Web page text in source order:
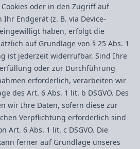
oder in den Zugriff auf
Endgerät (z. B. via Device-
haben, erfolgt die
auf Grundlage von § 25 Abs. 1
ist jederzeit widerrufbar. Sind Ihre
oder zur Durchführung
erforderlich, verarbeiten wir
des Art. 6 Abs. 1 lit. b DSGVO. Des
wir Ihre Daten, sofern diese zur
Verpflichtung erforderlich sind
Art. 6 Abs. 1 lit. c DSGVO. Die
ferner auf Grundlage unseres